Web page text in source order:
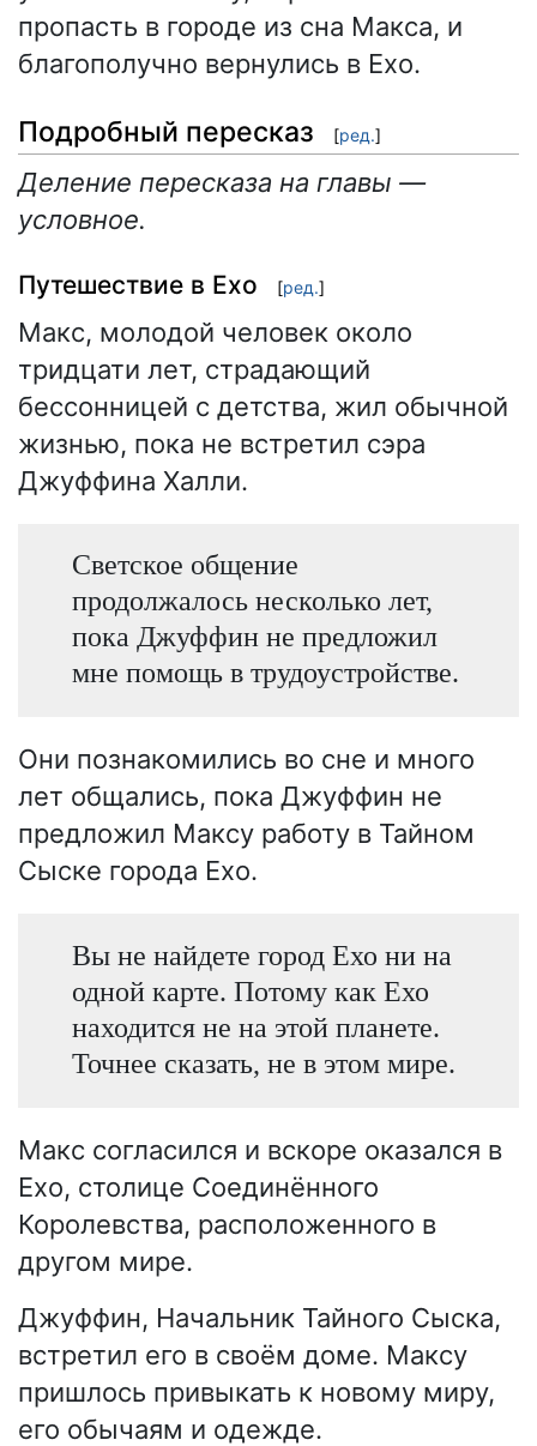
пропасть в городе из сна Макса, и
благополучно вернулись в Ехо.
Подробный пересказ [ред.]
Деление пересказа на главы —
условное.
Путешествие в Ехо [ред.]
Макс, молодой человек около
тридцати лет, страдающий
бессонницей с детства, жил обычной
жизнью, пока не встретил сэра
Джуффина Халли.
Светское общение
продолжалось несколько лет,
пока Джуффин не предложил
мне помощь в трудоустройстве.
Они познакомились во сне и много
лет общались, пока Джуффин не
предложил Максу работу в Тайном
Сыске города Ехо.
Вы не найдете город Ехо ни на
одной карте. Потому как Ехо
находится не на этой планете.
Точнее сказать, не в этом мире.
Макс согласился и вскоре оказался в
Ехо, столице Соединённого
Королевства, расположенного в
другом мире.
Джуффин, Начальник Тайного Сыска,
встретил его в своём доме. Максу
пришлось привыкать к новому миру,
его обычаям и одежде.